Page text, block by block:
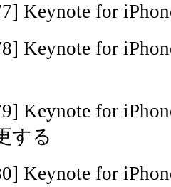
] Keynote for
] Keynote for
] Keynote for
する
] Keynote for